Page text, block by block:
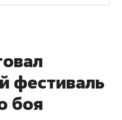
фестиваль
боя